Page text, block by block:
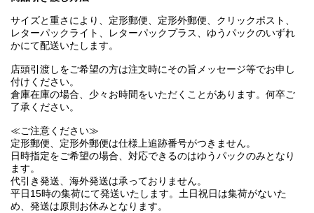
サイズと重さにより、定形郵便、定形外郵便、クリックポスト、
レターパックライト、レターパックプラス、ゆうパックのいずれ
かにて配送いたします。
店頭引渡しをご希望の方は注文時にその旨メッセージ等でお申し
付けください。
倉庫在庫の場合、少々お時間をいただくことがあります。何卒ご
了承ください。
≪ご注意ください≫
定形郵便、定形外郵便は仕様上追跡番号がつきません。
日時指定をご希望の場合、対応できるのはゆうパックのみとなり
ます。
代引き発送、海外発送は承っておりません。
平日15時の集荷にて発送いたします。土日祝日は集荷がないた
め、発送は原則お休みとなります。